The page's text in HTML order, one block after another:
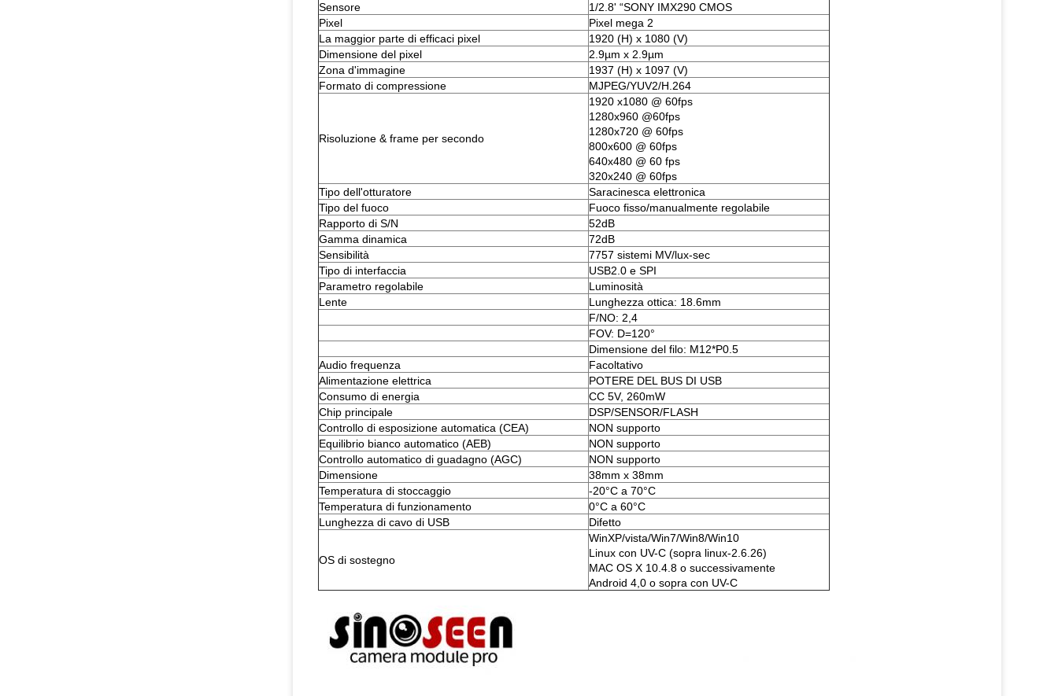
Sensore
1/2.8' “SONY IMX290 CMOS
Pixel
Pixel mega 2
La maggior parte di efficaci pixel
1920 (H) x 1080 (V)
Dimensione del pixel
2.9µm x 2.9µm
Zona d'immagine
1937 (H) x 1097 (V)
Formato di compressione
MJPEG/YUV2/H.264
Risoluzione & frame per secondo
1920 x1080 @ 60fps
1280x960 @60fps
1280x720 @ 60fps
800x600 @ 60fps
640x480 @ 60 fps
320x240 @ 60fps
Tipo dell'otturatore
Saracinesca elettronica
Tipo del fuoco
Fuoco fisso/manualmente regolabile
Rapporto di S/N
52dB
Gamma dinamica
72dB
Sensibilità
7757 sistemi MV/lux-sec
Tipo di interfaccia
USB2.0 e SPI
Parametro regolabile
Luminosità
Lente
Lunghezza ottica: 18.6mm
F/NO: 2,4
FOV: D=120°
Dimensione del filo: M12*P0.5
Audio frequenza
Facoltativo
Alimentazione elettrica
POTERE DEL BUS DI USB
Consumo di energia
CC 5V, 260mW
Chip principale
DSP/SENSOR/FLASH
Controllo di esposizione automatica (CEA)
NON supporto
Equilibrio bianco automatico (AEB)
NON supporto
Controllo automatico di guadagno (AGC)
NON supporto
Dimensione
38mm x 38mm
Temperatura di stoccaggio
-20°C a 70°C
Temperatura di funzionamento
0°C a 60°C
Lunghezza di cavo di USB
Difetto
OS di sostegno
WinXP/vista/Win7/Win8/Win10
Linux con UV-C (sopra linux-2.6.26)
MAC OS X 10.4.8 o successivamente
Android 4,0 o sopra con UV-C